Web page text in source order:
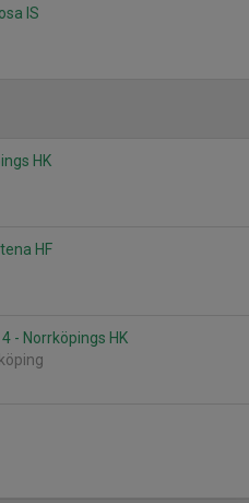
IS
HK
HF
- Norrköpings HK